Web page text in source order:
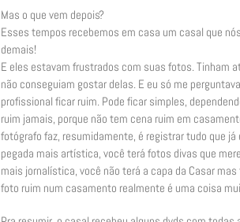
Mas o que vem depois?
Esses tempos recebemos em casa um casal que
demais!
E eles estavam frustrados com suas fotos. Tinham
não conseguiam gostar delas. E eu só me
profissional ficar ruim. Pode ficar simples,
ruim jamais, porque não tem cena ruim em
fotógrafo faz, resumidamente, é registrar tudo que
pegada mais artística, você terá fotos divas que
mais jornalística, você não terá a capa da Casar
foto ruim num casamento realmente é uma coisa